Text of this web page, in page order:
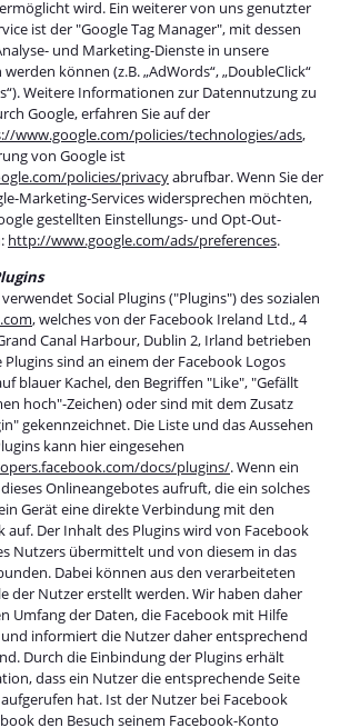
wird. Ein weiterer von uns genutzter
ist der "Google Tag Manager", mit dessen
und Marketing-Dienste in unsere
können (z.B. „AdWords“, „DoubleClick“
Weitere Informationen zur Datennutzung zu
Google, erfahren Sie auf der
www.google.com/policies/technologies/ads,
von Google ist
policies/privacyabrufbar. Wenn Sie der
Marketing-Services widersprechen möchten,
gestellten Einstellungs- und Opt-Out-
http://www.google.com/ads/preferences.
Social Plugins ("Plugins") des sozialen
, welches von der Facebook Ireland Ltd., 4
Canal Harbour, Dublin 2, Irland betrieben
sind an einem der Facebook Logos
blauer Kachel, den Begriffen "Like", "Gefällt
hoch"-Zeichen) oder sind mit dem Zusatz
gekennzeichnet. Die Liste und das Aussehen
kann hier eingesehen
docs/plugins/. Wenn ein
Onlineangebotes aufruft, die ein solches
Gerät eine direkte Verbindung mit den
auf. Der Inhalt des Plugins wird von Facebook
Nutzers übermittelt und von diesem in das
Dabei können aus den verarbeiteten
der Nutzer erstellt werden. Wir haben daher
Umfang der Daten, die Facebook mit Hilfe
informiert die Nutzer daher entsprechend
Durch die Einbindung der Plugins erhält
dass ein Nutzer die entsprechende Seite
hat. Ist der Nutzer bei Facebook
den Besuch seinem Facebook-Konto